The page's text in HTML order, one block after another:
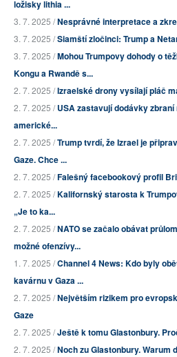
ložisky lithia ...
3. 7. 2025 /Nesprávné interpretace a
3. 7. 2025 /Siamští zločinci: Trump a
3. 7. 2025 /Mohou Trumpovy dohody o
Kongu a Rwandě s...
2. 7. 2025 /Izraelské drony vysílají pláč
2. 7. 2025 /USA zastavují dodávky
americké...
2. 7. 2025 /Trump tvrdí, že Izrael je
Gaze. Chce ...
2. 7. 2025 /Falešný facebookový profil
2. 7. 2025 /Kalifornský starosta k
„Je to ka...
2. 7. 2025 /NATO se začalo obávat
možné ofenzívy...
1. 7. 2025 /Channel 4 News: Kdo byly
kavárnu v Gaza ...
2. 7. 2025 /Největším rizikem pro
Gaze
2. 7. 2025 /Ještě k tomu Glastonbury.
2. 7. 2025 /Noch zu Glastonbury. Warum